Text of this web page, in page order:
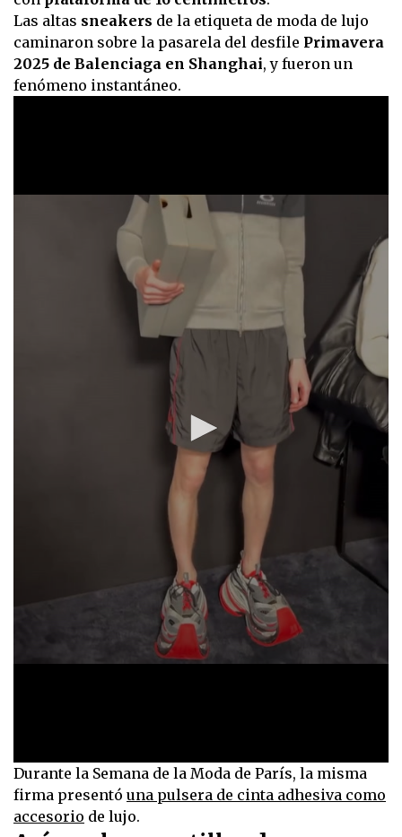
Las altas sneakers de la etiqueta de moda de lujo
caminaron sobre la pasarela del desfile Primavera
2025 de Balenciaga en Shanghai, y fueron un
fenómeno instantáneo.
0
seconds
of
2
seconds
Durante la Semana de la Moda de París, la misma
firma presentó una pulsera de cinta adhesiva como
accesorio de lujo.